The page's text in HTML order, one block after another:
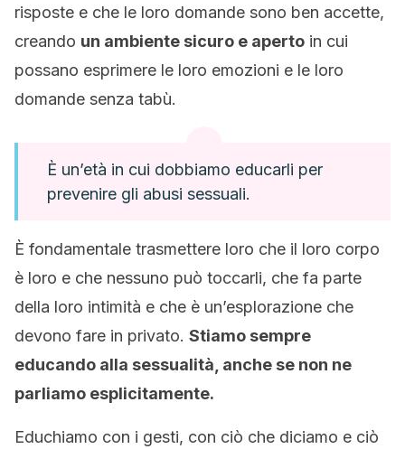
risposte e che le loro domande sono ben accette,
creando un ambiente sicuro e aperto in cui
possano esprimere le loro emozioni e le loro
domande senza tabù.
È un’età in cui dobbiamo educarli per
prevenire gli abusi sessuali.
È fondamentale trasmettere loro che il loro corpo
è loro e che nessuno può toccarli, che fa parte
della loro intimità e che è un’esplorazione che
devono fare in privato. Stiamo sempre
educando alla sessualità, anche se non ne
parliamo esplicitamente.
Educhiamo con i gesti, con ciò che diciamo e ciò